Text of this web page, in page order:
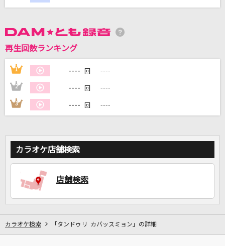
岡田有希子
[生音]ブルーアンバー
back number
カラオケをもっと楽しもう！
再生回数ランキング
1 ---- 回 ----
2 ---- 回 ----
3 ---- 回 ----
カラオケ店舗検索
店舗検索
カラオケ検索 「タンドゥリ カバッスミョン」の詳細